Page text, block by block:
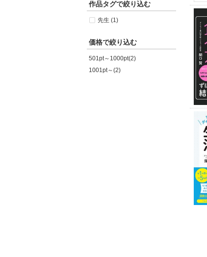
作品タグで絞り込む
先生 (1)
価格で絞り込む
501pt～1000pt(2)
1001pt～(2)